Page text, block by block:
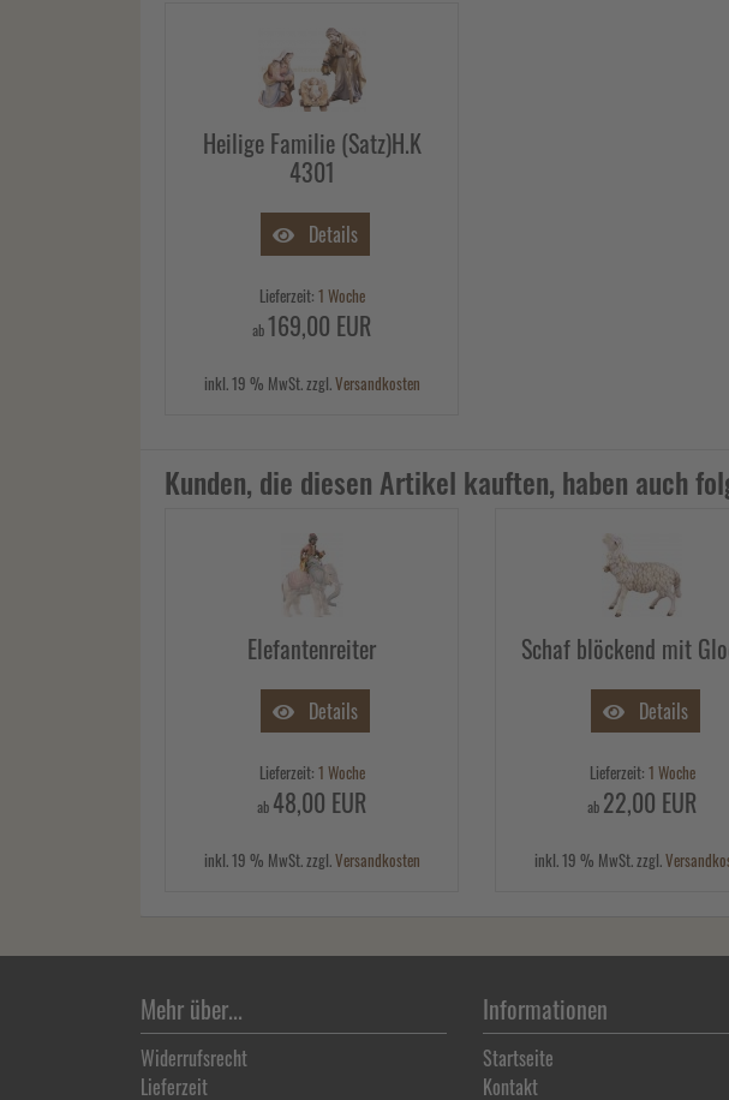
Heilige Familie (Satz)H.K
4301
Details
Lieferzeit: 1 Woche
ab169,00 EUR
inkl. 19 % MwSt. zzgl.Versandkosten
Kunden, die diesen Artikel kauften, haben auch
Elefantenreiter
Details
Lieferzeit: 1 Woche
ab 48,00 EUR
inkl. 19 % MwSt. zzgl.Versandkosten
Schaf blöckend mit
Details
Lieferzeit: 1 Woche
ab 22,00 EUR
inkl. 19 % MwSt. zzgl.
Mehr über...
Widerrufsrecht
Lieferzeit
Informationen
Startseite
Kontakt